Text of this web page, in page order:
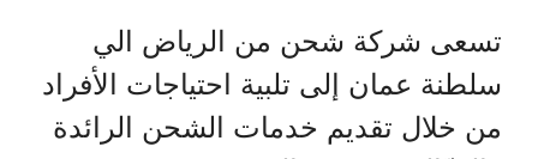
تسعى شركة شحن من الرياض الي
سلطنة عمان إلى تلبية احتياجات الأفراد
من خلال تقديم خدمات الشحن الرائدة